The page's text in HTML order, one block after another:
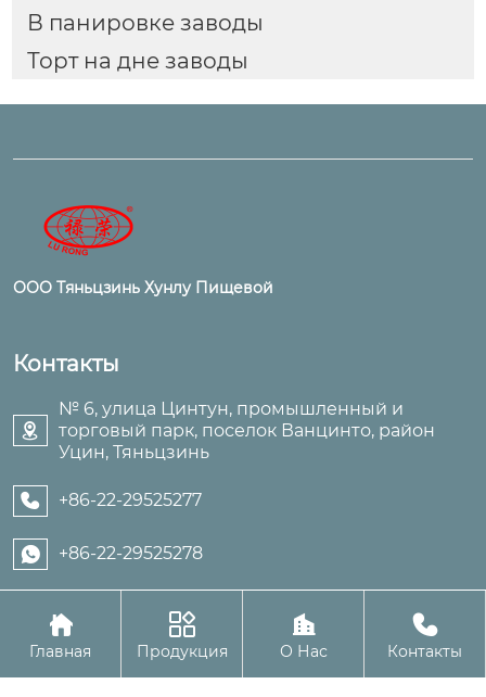
В панировке заводы
Торт на дне заводы
ООО Тяньцзинь Хунлу Пищевой
Контакты

№ 6, улица Цинтун, промышленный и
торговый парк, поселок Ванцинто, район
Уцин, Тяньцзинь
 +86-22-29525277
 +86-22-29525278
Авторское право©ООО Тяньцзинь Хунлу Пищевой

Главная

Продукция

О Нас

Контакты